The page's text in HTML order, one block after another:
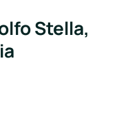
Stella,